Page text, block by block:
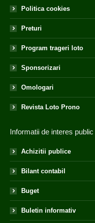
Politica cookies
Preturi
Program trageri loto
Sponsorizari
Omologari
Revista Loto Prono
Informatii de interes public
Achizitii publice
Bilant contabil
Buget
Buletin informativ